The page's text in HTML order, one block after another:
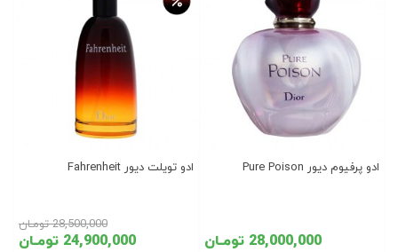
ادو پرفیوم دیور Pure Poison
28,000,000 تومـان
ادو تویلت دیور Fahrenheit
24,900,000 تومـان
28,500,000 تومـان